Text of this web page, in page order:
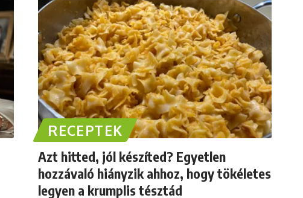
RECEPTEK
Azt hitted, jól készíted? Egyetlen
hozzávaló hiányzik ahhoz, hogy tökéletes
legyen a krumplis tésztád